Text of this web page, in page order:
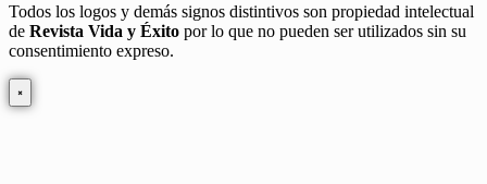
Todos los logos y demás signos distintivos son propiedad intelectual
de Revista Vida y Éxito por lo que no pueden ser utilizados sin su
consentimiento expreso.
×